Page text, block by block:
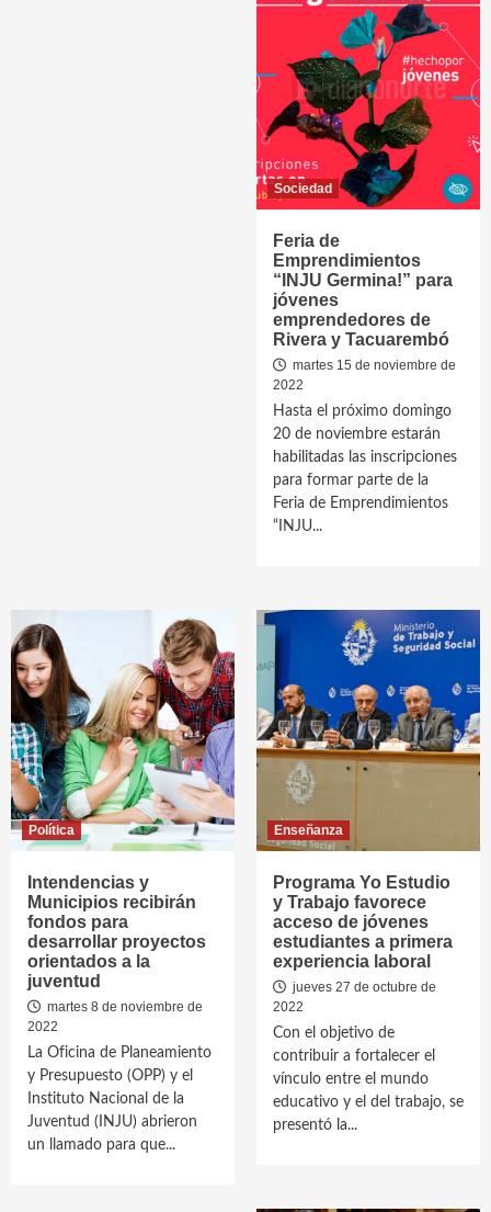
Sociedad
Feria de
Emprendimientos
“INJU Germina!” para
jóvenes
emprendedores de
Rivera y Tacuarembó
martes 15 de noviembre de
2022
Hasta el próximo domingo
20 de noviembre estarán
habilitadas las inscripciones
para formar parte de la
Feria de Emprendimientos
“INJU...
Política
Intendencias y
Municipios recibirán
fondos para
desarrollar proyectos
orientados a la
juventud
martes 8 de noviembre de
2022
La Oficina de Planeamiento
y Presupuesto (OPP) y el
Instituto Nacional de la
Juventud (INJU) abrieron
un llamado para que...
Enseñanza
Programa Yo Estudio
y Trabajo favorece
acceso de jóvenes
estudiantes a primera
experiencia laboral
jueves 27 de octubre de
2022
Con el objetivo de
contribuir a fortalecer el
vínculo entre el mundo
educativo y el del trabajo, se
presentó la...